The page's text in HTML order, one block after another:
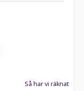
(klistra in i din
cross/14233-
Så har vi räknat